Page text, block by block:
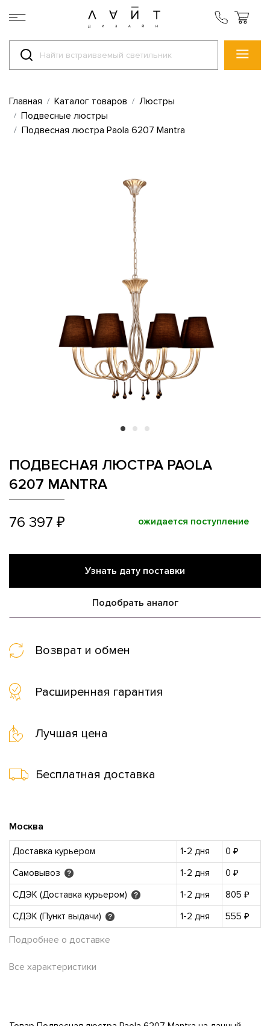
Главная Каталог товаров
Люстры
Подвесные люстры
Подвесная люстра Paola 6207 Mantra
ПОДВЕСНАЯ ЛЮСТРА PAOLA
6207 MANTRA
76 397 ₽ ожидается поступление
Узнать дату поставки
Подобрать аналог
Возврат и обмен
Расширенная гарантия
Лучшая цена
Бесплатная доставка
Москва
Доставка курьером 1-2 дня
0 ₽
Самовывоз
? 1-2 дня
0 ₽
СДЭК (Доставка курьером)
? 1-2 дня
805 ₽
СДЭК (Пункт выдачи)
? 1-2 дня 555 ₽
Подробнее о доставке
Все характеристики